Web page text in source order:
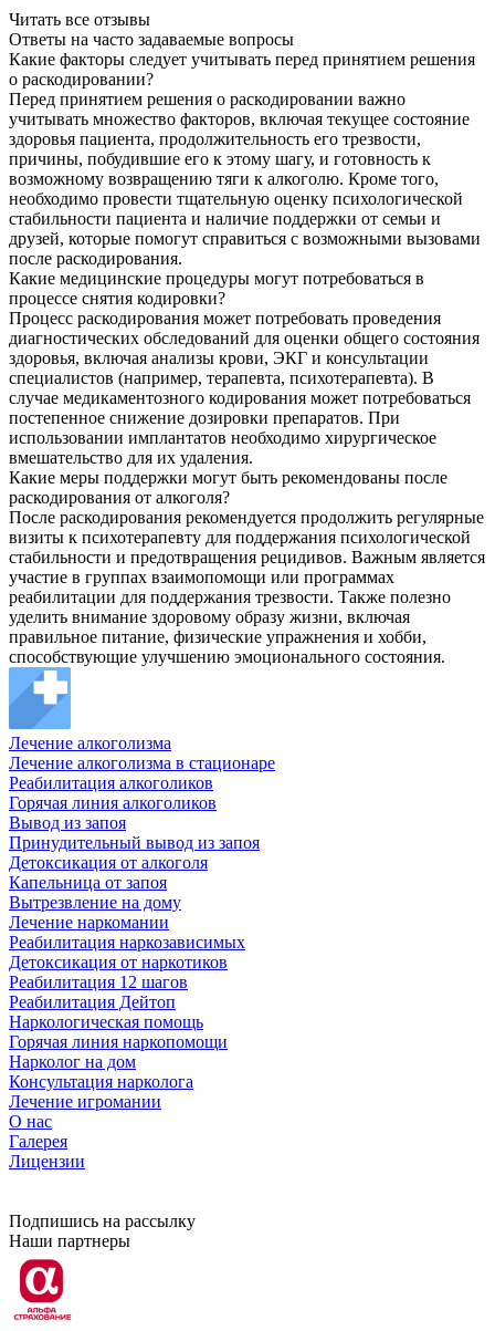
Читать все отзывы
Ответы на часто задаваемые вопросы
Какие факторы следует учитывать перед принятием решения
о раскодировании?
Перед принятием решения о раскодировании важно
учитывать множество факторов, включая текущее состояние
здоровья пациента, продолжительность его трезвости,
причины, побудившие его к этому шагу, и готовность к
возможному возвращению тяги к алкоголю. Кроме того,
необходимо провести тщательную оценку психологической
стабильности пациента и наличие поддержки от семьи и
друзей, которые помогут справиться с возможными вызовами
после раскодирования.
Какие медицинские процедуры могут потребоваться в
процессе снятия кодировки?
Процесс раскодирования может потребовать проведения
диагностических обследований для оценки общего состояния
здоровья, включая анализы крови, ЭКГ и консультации
специалистов (например, терапевта, психотерапевта). В
случае медикаментозного кодирования может потребоваться
постепенное снижение дозировки препаратов. При
использовании имплантатов необходимо хирургическое
вмешательство для их удаления.
Какие меры поддержки могут быть рекомендованы после
раскодирования от алкоголя?
После раскодирования рекомендуется продолжить регулярные
визиты к психотерапевту для поддержания психологической
стабильности и предотвращения рецидивов. Важным является
участие в группах взаимопомощи или программах
реабилитации для поддержания трезвости. Также полезно
уделить внимание здоровому образу жизни, включая
правильное питание, физические упражнения и хобби,
способствующие улучшению эмоционального состояния.
Лечение алкоголизма
Лечение алкоголизма в стационаре
Реабилитация алкоголиков
Горячая линия алкоголиков
Вывод из запоя
Принудительный вывод из запоя
Детоксикация от алкоголя
Капельница от запоя
Вытрезвление на дому
Лечение наркомании
Реабилитация наркозависимых
Детоксикация от наркотиков
Реабилитация 12 шагов
Реабилитация Дейтоп
Наркологическая помощь
Горячая линия наркопомощи
Нарколог на дом
Консультация нарколога
Лечение игромании
О нас
Галерея
Лицензии
Подпишись на рассылку
Наши партнеры